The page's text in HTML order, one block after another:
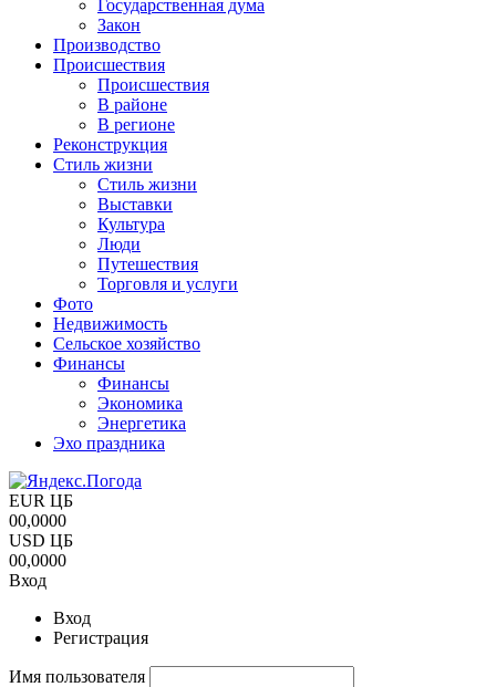
Государственная дума
Закон
Производство
Происшествия
Происшествия
В районе
В регионе
Реконструкция
Стиль жизни
Стиль жизни
Выставки
Культура
Люди
Путешествия
Торговля и услуги
Фото
Недвижимость
Сельское хозяйство
Финансы
Финансы
Экономика
Энергетика
Эхо праздника
EUR ЦБ
00,0000
USD ЦБ
00,0000
Вход
Вход
Регистрация
Имя пользователя